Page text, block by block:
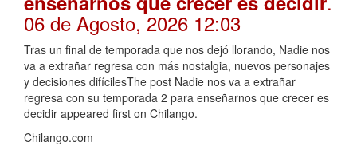
06 de Agosto, 2026 12:03
Tras un final de temporada que nos dejó llorando, Nadie nos
va a extrañar regresa con más nostalgia, nuevos personajes
y decisiones difícilesThe post Nadie nos va a extrañar
regresa con su temporada 2 para enseñarnos que crecer es
decidir appeared first on Chilango.
Chilango.com